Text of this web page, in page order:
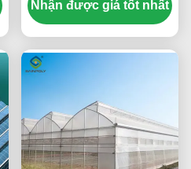
6.0 ~ 12.0m Span
Nhận được giá tốt nhất